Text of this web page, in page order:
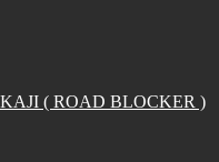
( ROAD BLOCKER )